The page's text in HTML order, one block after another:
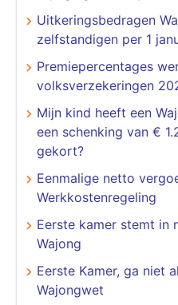
Uitkeringsbedragen
zelfstandigen per 1
Premiepercentages
volksverzekeringen
Mijn kind heeft een
een schenking van €
gekort?
Eenmalige netto
Werkkostenregeling
Eerste kamer stemt in
Wajong
Eerste Kamer, ga niet
Wajongwet